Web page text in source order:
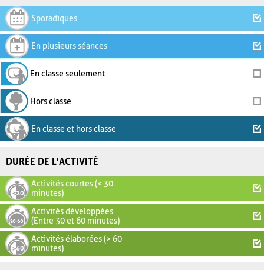
Sporadiques
En plusieurs séances
En classe seulement
Hors classe
En classe et hors classe
DURÉE DE L'ACTIVITÉ
Activités courtes (< 30
minutes)
Activités développées
(Entre 30 et 60 minutes)
Activités élaborées (> 60
minutes)